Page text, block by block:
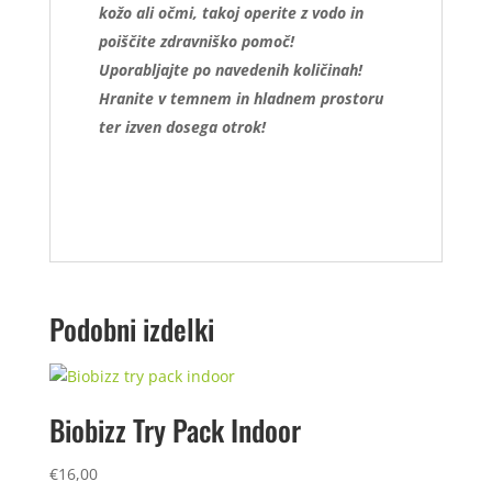
kožo ali očmi, takoj operite z vodo in
poiščite zdravniško pomoč!
Uporabljajte po navedenih količinah!
Hranite v temnem in hladnem prostoru
ter izven dosega otrok!
Podobni izdelki
Biobizz Try Pack Indoor
€16,00